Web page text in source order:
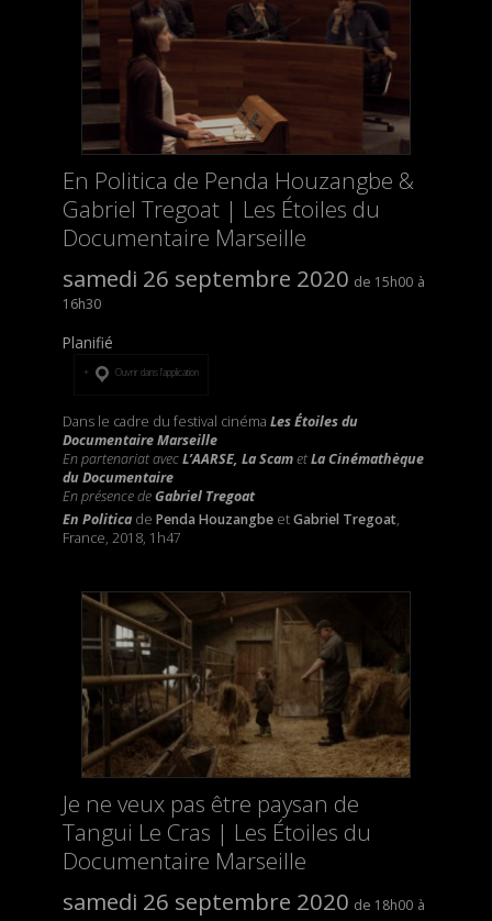
En Politica de Penda Houzangbe &
Gabriel Tregoat | Les Étoiles du
Documentaire Marseille
samedi 26 septembre 2020
15h00
16h30
Planifié
Ouvrir dans l’application
Dans le cadre du festival cinéma Les Étoiles du
Documentaire Marseille
En partenariat avecL’AARSE, La ScametLa Cinémathèque
du Documentaire
En présence deGabriel Tregoat
En Politica de Penda Houzangbe etGabriel Tregoat,
France, 2018, 1h47
Je ne veux pas être paysan de
Tangui Le Cras | Les Étoiles du
Documentaire Marseille
samedi 26 septembre 2020
18h00